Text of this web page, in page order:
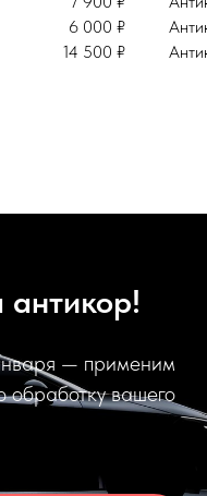
6 000 ₽
14 500 ₽
антикор!
— применим
обработку вашего